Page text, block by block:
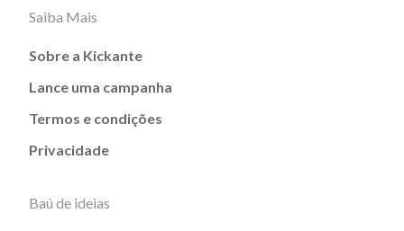
Saiba Mais
Sobre a Kickante
Lance uma campanha
Termos e condições
Privacidade
Baú de ideias